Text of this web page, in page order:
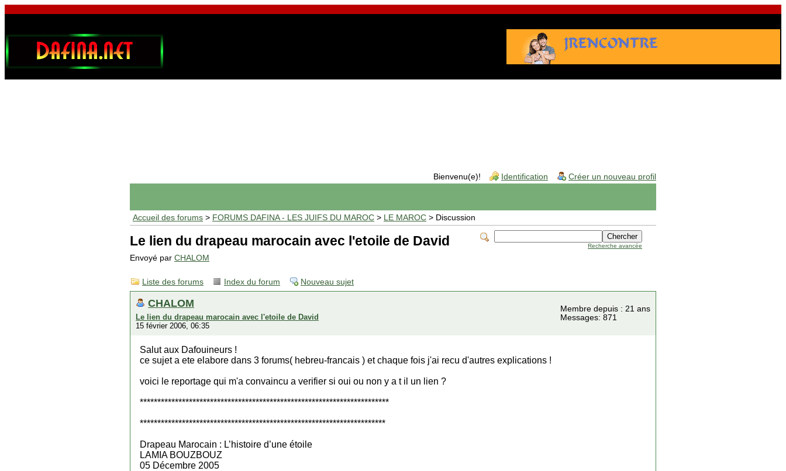
Bienvenu(e)! Identification Créer un nouveau profil
Accueil des forums > FORUMS DAFINA - LES JUIFS DU MAROC > LE MAROC > Discussion
Recherche avancée
Le lien du drapeau marocain avec l'etoile de David
Envoyé par CHALOM
Liste des forums Index du forum Nouveau sujet
CHALOM
Le lien du drapeau marocain avec l'etoile de David
15 février 2006, 06:35
Membre depuis : 21 ans
Messages: 871
Salut aux Dafouineurs !
ce sujet a ete elabore dans 3 forums( hebreu-francais ) et chaque fois j'ai recu d'autres explications !
voici le reportage qui m'a convaincu a verifier si oui ou non y a t il un lien ?
***********************************************************************
**********************************************************************
Drapeau Marocain : L’histoire d’une étoile
LAMIA BOUZBOUZ
05 Décembre 2005